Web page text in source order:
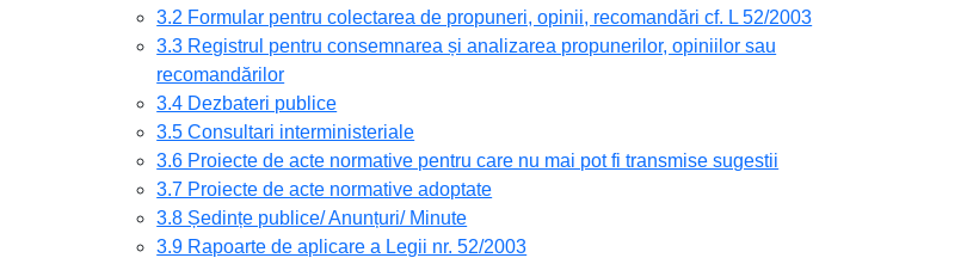
3.2 Formular pentru colectarea de propuneri, opinii, recomandări cf. L 52/2003
3.3 Registrul pentru consemnarea și analizarea propunerilor, opiniilor sau
recomandărilor
3.4 Dezbateri publice
3.5 Consultari interministeriale
3.6 Proiecte de acte normative pentru care nu mai pot fi transmise sugestii
3.7 Proiecte de acte normative adoptate
3.8 Ședințe publice/ Anunțuri/ Minute
3.9 Rapoarte de aplicare a Legii nr. 52/2003